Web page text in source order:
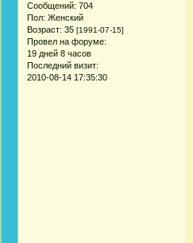
Сообщений: 704
Пол: Женский
Возраст: 35 [1991-07-15]
Провел на форуме:
19 дней 8 часов
Последний визит:
2010-08-14 17:35:30